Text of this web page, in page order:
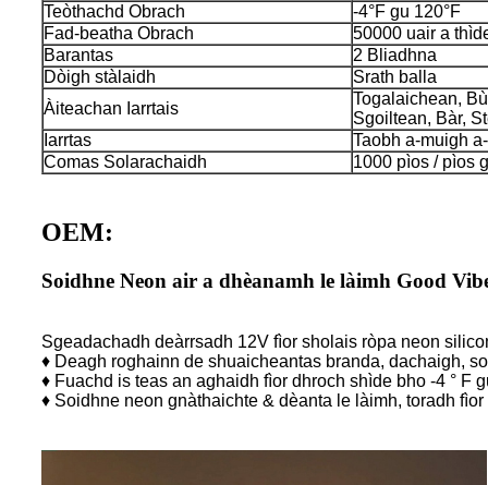
Teòthachd Obrach
-4°F gu 120°F
Fad-beatha Obrach
50000 uair a
Barantas
2 Bliadhna
Dòigh stàlaidh
Srath balla
Àiteachan Iarrtais
Togalaichean,
Sgoiltean, Bàr,
Iarrtas
Taobh a-muigh
Comas Solarachaidh
1000 pìos / pìos
OEM:
Soidhne Neon air a dhèanamh le làimh Good
Sgeadachadh deàrrsadh 12V fìor sholais ròpa neon
♦ Deagh roghainn de shuaicheantas branda, dachaigh,
♦ Fuachd is teas an aghaidh fìor dhroch shìde bho -4 ° F
♦ Soidhne neon gnàthaichte & dèanta le làimh, toradh